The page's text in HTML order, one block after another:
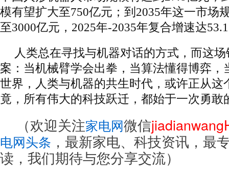
模有望扩大至750亿元；到2035年这一市场
至3000亿元，2025年-2035年复合增速达
人类总在寻找与机器对话的方式，而这
案：当机械臂学会出拳，当算法懂得博弈，
世界，人类与机器的共生时代，或许正从这
竟，所有伟大的科技跃迁，都始于一次勇敢
（欢迎关注家电网微信
电网头条 ，最新家电、科技资讯，最
读，我们期待与您分享交流）